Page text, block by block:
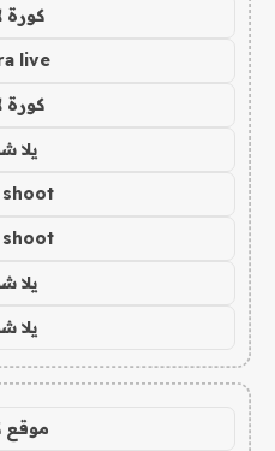
كورة
live
كورة
يلا
shoot
shoot
يلا
يلا
موقع